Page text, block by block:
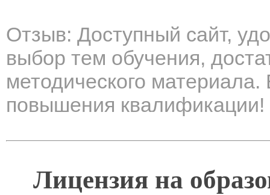
Отзыв: Доступный сайт,
выбор тем обучения,
методического
повышения
Лицензия на